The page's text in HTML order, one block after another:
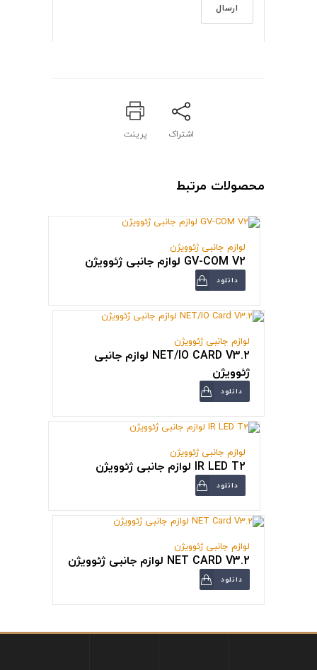
اشتراک پرینت
محصولات مرتبط
لوازم جانبی ژئوویژن
GV-COM V2 لوازم جانبی ژئوویژن
دانلود
لوازم جانبی ژئوویژن
NET/IO CARD V3.2 لوازم جانبی
ژئوویژن
دانلود
لوازم جانبی ژئوویژن
IR LED T2 لوازم جانبی ژئوویژن
دانلود
لوازم جانبی ژئوویژن
NET CARD V3.2 لوازم جانبی ژئوویژن
دانلود